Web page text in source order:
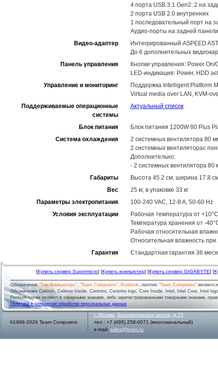
4 порта USB 3.1 Gen2: 2 на
2 порта USB 2.0 внутренних
1 последовательный порт на
Аудио-порты на задней
Видео-адаптер
Интегрированный ASPEED
До 6 дополнительных
Панель управления
Кнопки управления: Power On/
LED-индикация: Power, HDD
Управление и мониторинг
Поддержка Intelligent Platform
Virtual media over LAN, KVM-
Поддерживаемые операционные
системы
Актуальный список
Блок питания
Блок питания 1200W 80 Plus
Система охлаждения
2 системных вентилятора 80
2 системных вентиляторас
Дополнительно:
- 2 системных вентилятора
Габариты
Высота 45.2 см, ширина 17.8
Вес
25 кг, в упаковке 33 кг
Параметры электропитания
100-240 VAC, 12-8 A, 50-60 Hz
Условия эксплуатации
Рабочая температура от
Температура хранения от -
Рабочая относительная
Относительная влажность
Гарантия
Стандартная гарантия 36
[Купить сервер Supermicro] [Купить компьютер] [Купить сервер GIGABYTE] [
Обозначения"Тим Компьютерс", "Team Computers", Runbook, логотип "Team Computers"
Обозначения Celeron, Celeron Inside, Centrino, Centrino logo, Core Inside, Intel, Intel Core, Intel
Pentium Inside являются товарными знаками, либо зарегистрированными товарными знаками,
Политика в отношении обработки персональных данных
©1999-2026 Team Computers
г. Москва
Волоколамское шоссе, д.73
тел.: +7 (495) 258-0071 (многоканальный)
e-mail: sales@team.ru